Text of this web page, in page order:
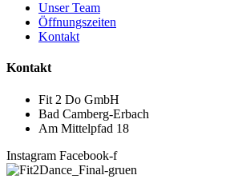
Unser Team
Öffnungszeiten
Kontakt
Kontakt
Fit 2 Do GmbH
Bad Camberg-Erbach
Am Mittelpfad 18
Instagram Facebook-f